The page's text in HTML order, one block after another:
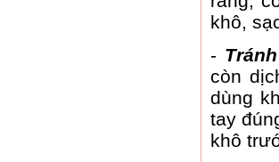
khô,
-
còn
dùng
tay
khô